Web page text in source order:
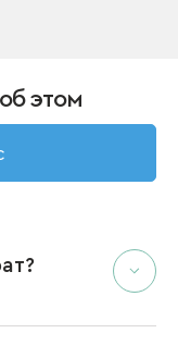
этом